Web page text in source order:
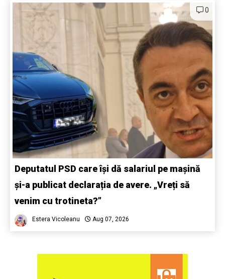
0
Deputatul PSD care își dă salariul pe mașină
și-a publicat declarația de avere. „Vreți să
venim cu trotineta?”
Estera Vicoleanu Aug 07, 2026